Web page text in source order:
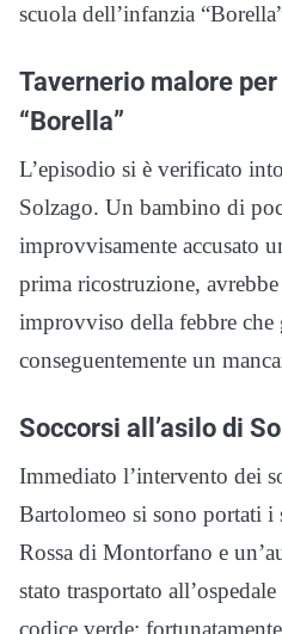
scuola dell’infanzia
Tavernerio malore per
“Borella”
L’episodio si è verificato
Solzago. Un bambino di
improvvisamente accusato
prima ricostruzione,
improvviso della febbre che
conseguentemente un
Soccorsi all’asilo di
Immediato l’intervento dei
Bartolomeo si sono portati i
Rossa di Montorfano e
stato trasportato
codice verde: